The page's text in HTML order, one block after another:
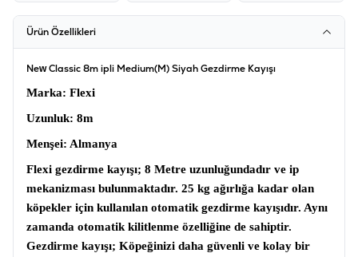
Ürün Özellikleri
New Classic 8m ipli Medium(M) Siyah Gezdirme Kayışı
Marka: Flexi
Uzunluk: 8m
Menşei: Almanya
Flexi gezdirme kayışı; 8 Metre uzunluğundadır ve ip
mekanizması bulunmaktadır. 25 kg ağırlığa kadar olan
köpekler için kullanılan otomatik gezdirme kayışıdır. Aynı
zamanda otomatik kilitlenme özelliğine de sahiptir.
Gezdirme kayışı; Köpeğinizi daha güvenli ve kolay bir